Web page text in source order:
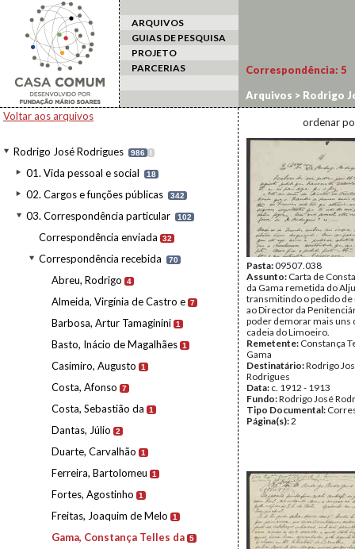
ARQUIVOS
GUIAS DE PESQUISA
PROJETO
PARCERIAS
Voltar aos arquivos
Rodrigo José Rodrigues 986 I
01. Vida pessoal e social 18
02. Cargos e funções públicas 342
03. Correspondência particular 102
Correspondência enviada 32
Correspondência recebida 70
Abreu, Rodrigo 4
Almeida, Virgínia de Castro e 7
Barbosa, Artur Tamaginini 1
Basto, Inácio de Magalhães 1
Casimiro, Augusto 1
Costa, Afonso 7
Costa, Sebastião da 1
Dantas, Júlio 2
Duarte, Carvalhão 1
Ferreira, Bartolomeu 1
Fortes, Agostinho 1
Freitas, Joaquim de Melo 1
Gama, Constança Telles da 5
Correspondência: 5
Arquivos > Rodrigo
Constança Telles da
ordenar
Pasta:09507.038
Assunto: Carta de
da Gama remetida do
transmitindo o pedido de
ao Director da
poder demorar mais uns
cadeia do Limoeiro.
Remetente: Constança
Gama
Destinatário:Rodrigo
Rodrigues
Data: c. 1912 - 1913
Fundo:Rodrigo José
Tipo Documental:
Página(s):2